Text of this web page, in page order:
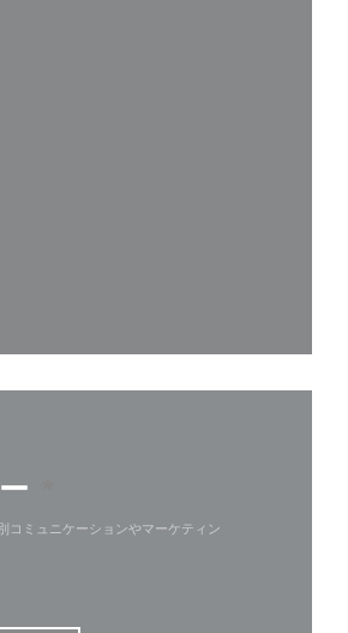
コミュニケーションやマーケティン